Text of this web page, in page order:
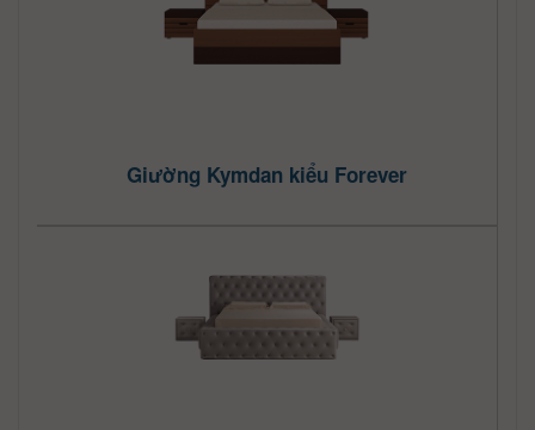
Giường Kymdan kiểu Forever